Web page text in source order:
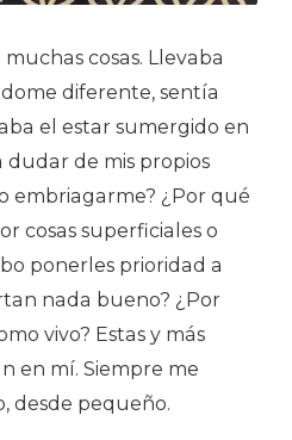
cosas. Llevaba
diferente, sentía
el estar sumergido en
de mis propios
embriagarme? ¿Por qué
cosas superficiales o
ponerles prioridad a
nada bueno? ¿Por
vivo? Estas y más
en mí. Siempre me
desde pequeño.